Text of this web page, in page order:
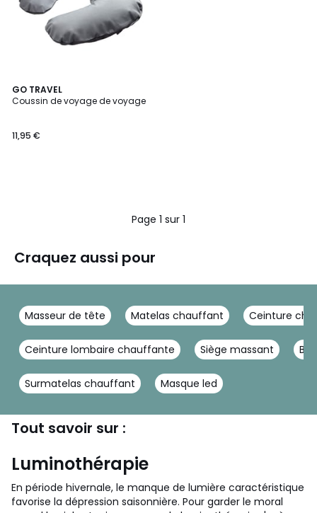
GO TRAVEL
Coussin de voyage de voyage
11,95 €
Page 1 sur 1
Craquez aussi pour
Masseur de tête Matelas chauffant Ceinture
Ceinture lombaire chauffante Siège massant
Surmatelas chauffant Masque led
Tout savoir sur :
Luminothérapie
En période hivernale, le manque de lumière caractéristique
favorise la dépression saisonnière. Pour garder le moral